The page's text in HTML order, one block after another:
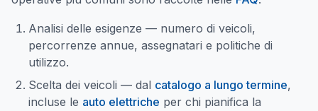
Analisi delle esigenze — numero di veicoli,
percorrenze annue, assegnatari e politiche di
utilizzo.
Scelta dei veicoli — dal catalogo a lungo termine,
incluse le auto elettriche per chi pianifica la